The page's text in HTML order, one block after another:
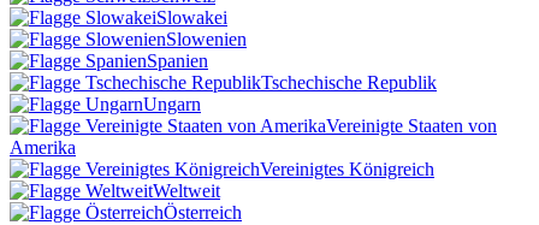
Slowakei
Slowenien
Spanien
Tschechische Republik
Ungarn
Vereinigte Staaten von
Amerika
Vereinigtes Königreich
Weltweit
Österreich